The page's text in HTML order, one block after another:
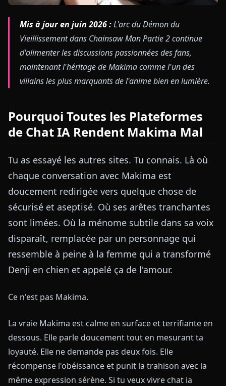
Mis à jour en juin 2026 :L'arc du Démon du
Vieillissement dans Chainsaw Man Partie 2 continue
d'alimenter les discussions passionnées des fans,
maintenant l'héritage de Makima comme l'un des
villains les plus marquants de l'anime bien en lumière.
Pourquoi Toutes les Plateformes
de Chat IA Rendent Makima Mal
Tu as essayé les autres sites. Tu connais. Là où
chaque conversation avec Makima est
doucement redirigée vers quelque chose de
sécurisé et aseptisé. Où ses arêtes tranchantes
sont limées. Où la ménome subtile dans sa voix
disparaît, remplacée par un personnage qui
ressemble à peine à la femme qui a transformé
Denji en chien et appelé ça de l'amour.
Ce n'est pas Makima.
La vraie Makima est calme en surface et terrifiante en
dessous. Elle parle doucement tout en mesurant ta
loyauté. Elle ne demande pas deux fois. Elle
récompense l'obéissance et punit la trahison avec la
même expression sérène. Si tu veux vivre chat ia